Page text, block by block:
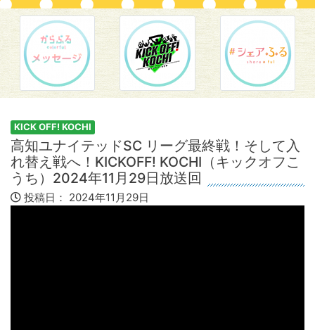
KICK OFF! KOCHI
高知ユナイテッドSC リーグ最終戦！そして入
れ替え戦へ！KICKOFF! KOCHI（キックオフこ
うち）2024年11月29日放送回
投稿日： 2024年11月29日